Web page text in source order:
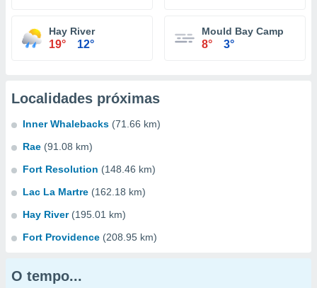
Hay River
19° 12°
Mould Bay Camp
8° 3°
Localidades próximas
Inner Whalebacks (71.66 km)
Rae (91.08 km)
Fort Resolution (148.46 km)
Lac La Martre (162.18 km)
Hay River (195.01 km)
Fort Providence (208.95 km)
O tempo...